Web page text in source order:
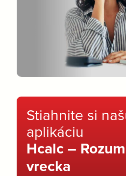
Stiahnite si
aplikáciu
Hcalc –
vrecka